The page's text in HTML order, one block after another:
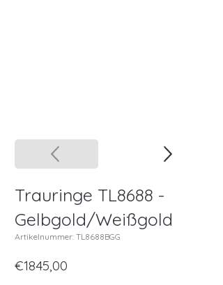
Trauringe TL8688 -
Gelbgold/Weißgold
Artikelnummer: TL8688BGG
€1845,00